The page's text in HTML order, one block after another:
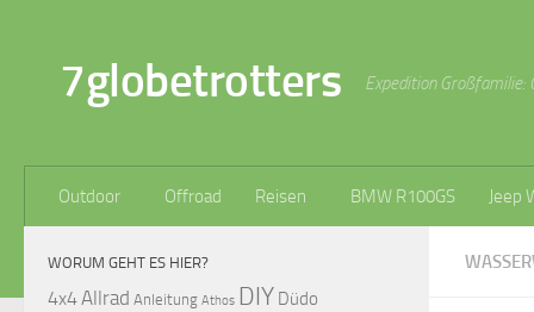
7globetrotters Expedition Großfamilie:
Outdoor Offroad Reisen BMW R100GS Jeep
WORUM GEHT ES HIER?
4x4Allrad Anleitung Athos DIY Düdo